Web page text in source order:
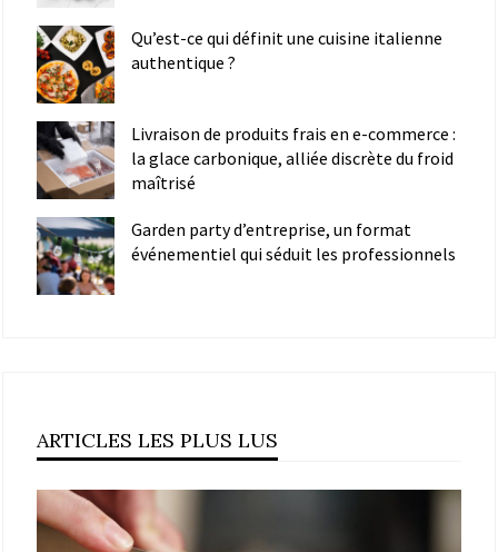
Qu’est-ce qui définit une cuisine italienne
authentique ?
Livraison de produits frais en e-commerce :
la glace carbonique, alliée discrète du froid
maîtrisé
Garden party d’entreprise, un format
événementiel qui séduit les professionnels
ARTICLES LES PLUS LUS